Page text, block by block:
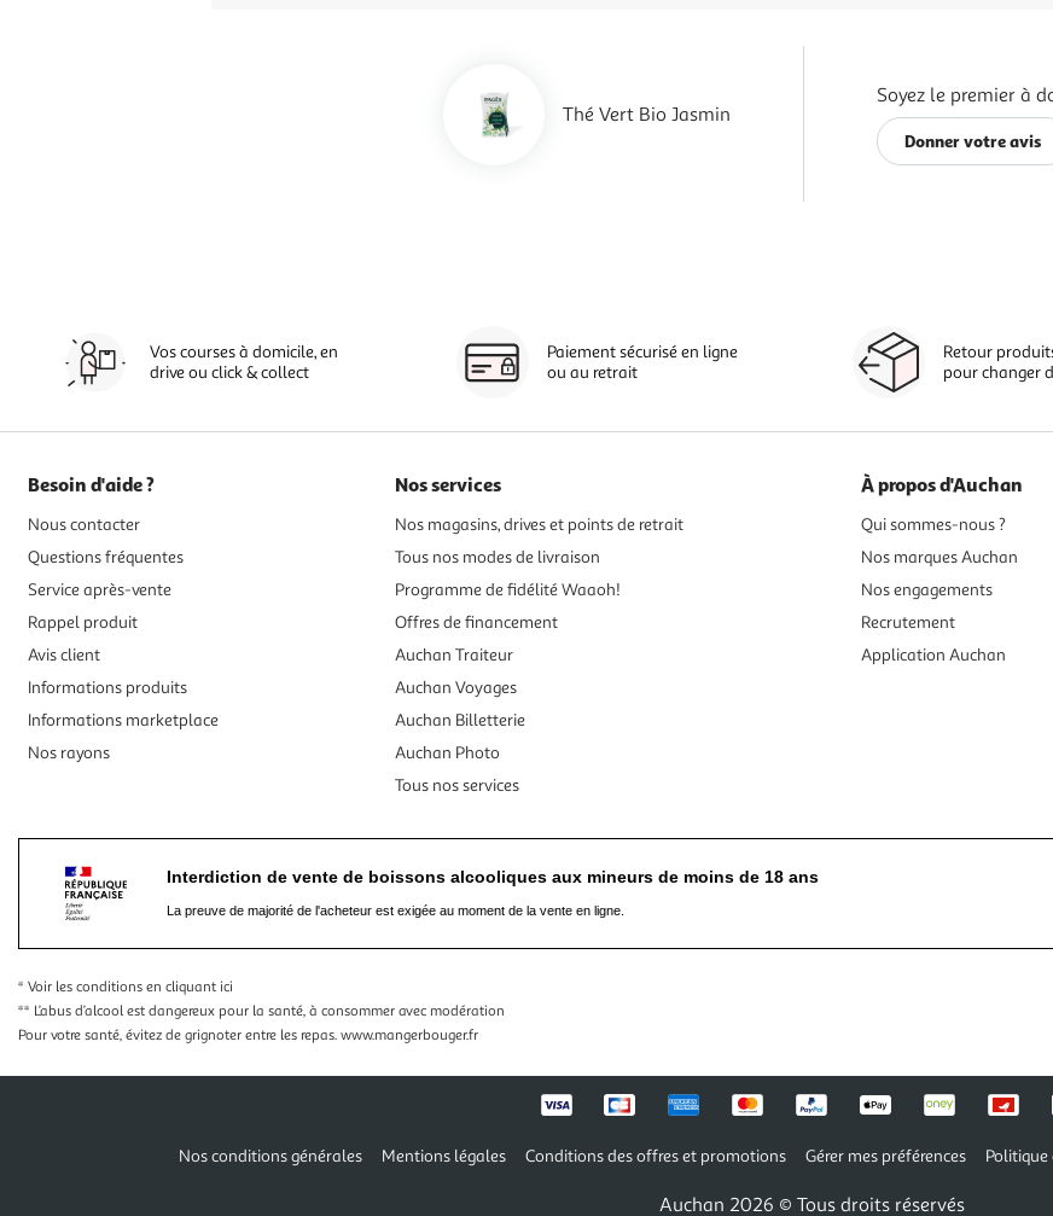
Thé Vert Bio Jasmin
Soyez le premier à
Donner votre avis
Vos courses à domicile, en
drive ou click & collect
Paiement sécurisé en ligne
ou au retrait
Retour
pour changer
Besoin d'aide ?
Nous contacter
Questions fréquentes
Service après-vente
Rappel produit
Avis client
Informations produits
Informations marketplace
Nos rayons
Nos services
Nos magasins, drives et points de retrait
Tous nos modes de livraison
Programme de fidélité Waaoh!
Offres de financement
Auchan Traiteur
Auchan Voyages
Auchan Billetterie
Auchan Photo
Tous nos services
À propos d'Auchan
Qui sommes-nous ?
Nos marques Auchan
Nos engagements
Recrutement
Application Auchan
Interdiction de vente de boissons alcooliques aux mineurs de moins de 18 ans
La preuve de majorité de l'acheteur est exigée au moment de la vente en ligne.
* Voir les conditions en cliquant ici
** L’abus d’alcool est dangereux pour la santé, à consommer avec modération
Pour votre santé, évitez de grignoter entre les repas. www.mangerbouger.fr
Nos conditions générales Mentions légales Conditions des offres et promotions Gérer mes préférences
Auchan 2026 © Tous droits réservés